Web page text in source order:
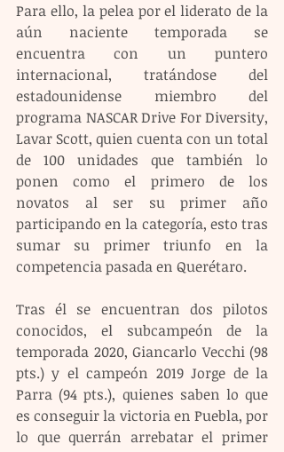
Para ello, la pelea por el liderato de la
aún naciente temporada se
encuentra con un puntero
internacional, tratándose del
estadounidense miembro del
programa NASCAR Drive For Diversity,
Lavar Scott, quien cuenta con un total
de 100 unidades que también lo
ponen como el primero de los
novatos al ser su primer año
participando en la categoría, esto tras
sumar su primer triunfo en la
competencia pasada en Querétaro.
Tras él se encuentran dos pilotos
conocidos, el subcampeón de la
temporada 2020, Giancarlo Vecchi (98
pts.) y el campeón 2019 Jorge de la
Parra (94 pts.), quienes saben lo que
es conseguir la victoria en Puebla, por
lo que querrán arrebatar el primer